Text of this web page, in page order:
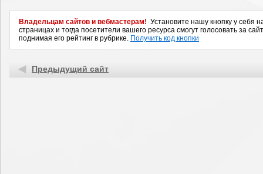
Владельцам сайтов и вебмастерам! Установите нашу кнопку у себя
страницах и тогда посетители вашего ресурса смогут голосовать за
поднимая его рейтинг в рубрике. Получить код кнопки
Предыдущий сайт